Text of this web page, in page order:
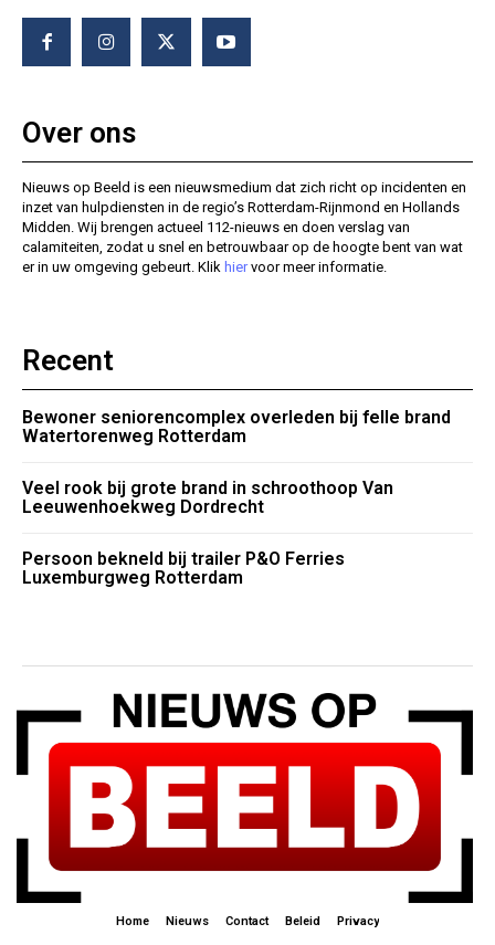
Over ons
Nieuws op Beeld is een nieuwsmedium dat zich richt op incidenten en
inzet van hulpdiensten in de regio’s Rotterdam-Rijnmond en Hollands
Midden. Wij brengen actueel 112-nieuws en doen verslag van
calamiteiten, zodat u snel en betrouwbaar op de hoogte bent van wat
er in uw omgeving gebeurt. Klik hiervoor meer informatie.
Recent
Bewoner seniorencomplex overleden bij felle brand
Watertorenweg Rotterdam
Veel rook bij grote brand in schroothoop Van
Leeuwenhoekweg Dordrecht
Persoon bekneld bij trailer P&O Ferries
Luxemburgweg Rotterdam
Home Nieuws Contact Beleid Privacy